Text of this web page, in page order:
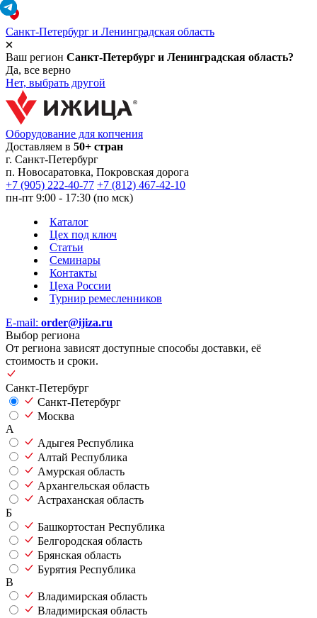
Санкт-Петербург и Ленинградская область
Ваш регион Санкт-Петербург и Ленинградская область?
Да, все верно
Нет, выбрать другой
Оборудование для копчения
Доставляем в 50+ стран
г. Санкт-Петербург
п. Новосаратовка, Покровская дорога
+7 (905) 222-40-77 +7 (812) 467-42-10
пн-пт 9:00 - 17:30 (по мск)
Каталог
Цех под ключ
Статьи
Семинары
Контакты
Цеха России
Турнир ремесленников
E-mail: order@ijiza.ru
Выбор региона
От региона зависят доступные способы доставки, её
стоимость и сроки.
Санкт-Петербург
Санкт-Петербург
Москва
А
Адыгея Республика
Алтай Республика
Амурская область
Архангельская область
Астраханская область
Б
Башкортостан Республика
Белгородская область
Брянская область
Бурятия Республика
В
Владимирская область
Владимирская область